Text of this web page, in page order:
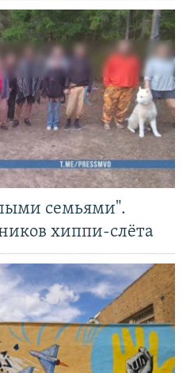
семьями".
хиппи-слёта